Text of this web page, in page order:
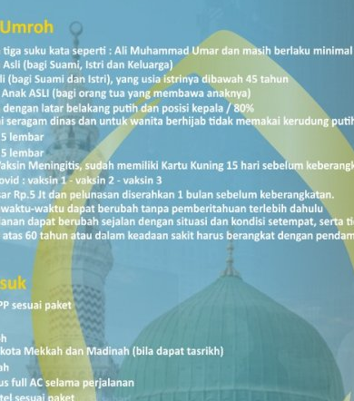
: Majelis Sholawat Jangan
dan...
Dec 7, 2019
akan memberikan banyak manfaat tidak
tetapi...
Pegambus
Segaf
Nov
Pegambus
juga terkenal